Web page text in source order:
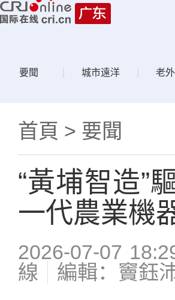
要聞 城市遠洋 老
首頁 > 要聞
“黃埔智造”
一代農業機
2026-07-07
線
編輯：竇鈺